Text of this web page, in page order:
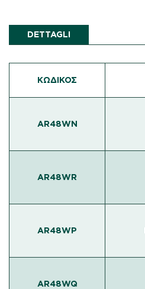
DETTAGLI
ΚΩΔΙΚΌΣ
AR48WN
AR48WR
AR48WP
AR48WQ